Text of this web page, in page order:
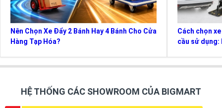
Nên Chọn Xe Đẩy 2 Bánh Hay 4 Bánh Cho Cửa
Hàng Tạp Hóa?
Cách chọn
cầu sử dụng:
HỆ THỐNG CÁC SHOWROOM CỦA BIGMART